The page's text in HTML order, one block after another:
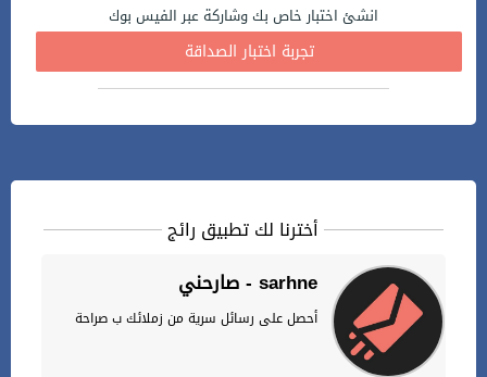
انشئ اختبار خاص بك وشاركة عبر الفيس بوك
تجربة اختبار الصداقة
أخترنا لك تطبيق رائج
صارحني - sarhne
أحصل على رسائل سرية من زملائك ب صراحة